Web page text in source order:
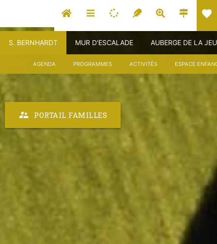
favorite
S. BERNHARDT MUR D'ESCALADE AUBERGE DE LA
AGENDA PROGRAMMES ACTIVITÉS ESPACE
supervisor_account PORTAIL FAMILLES